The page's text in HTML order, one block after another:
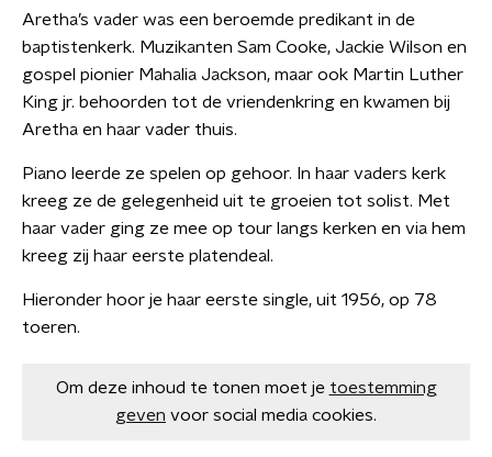
Aretha’s vader was een beroemde predikant in de
baptistenkerk. Muzikanten Sam Cooke, Jackie Wilson en
gospel pionier Mahalia Jackson, maar ook Martin Luther
King jr. behoorden tot de vriendenkring en kwamen bij
Aretha en haar vader thuis.
Piano leerde ze spelen op gehoor. In haar vaders kerk
kreeg ze de gelegenheid uit te groeien tot solist. Met
haar vader ging ze mee op tour langs kerken en via hem
kreeg zij haar eerste platendeal.
Hieronder hoor je haar eerste single, uit 1956, op 78
toeren.
Om deze inhoud te tonen moet je toestemming
geven voor social media cookies.